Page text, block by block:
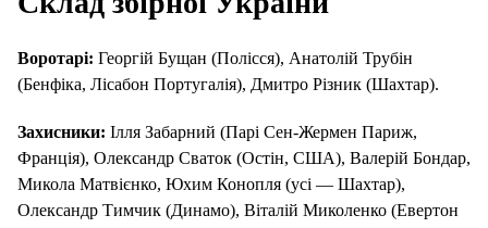
Воротарі: Георгій Бущан (Полісся), Анатолій Трубін
(Бенфіка, Лісабон Португалія), Дмитро Різник (Шахтар).
Захисники: Ілля Забарний (Парі Сен-Жермен Париж,
Франція), Олександр Сваток (Остін, США), Валерій Бондар,
Микола Матвієнко, Юхим Конопля (усі — Шахтар),
Олександр Тимчик (Динамо), Віталій Миколенко (Евертон